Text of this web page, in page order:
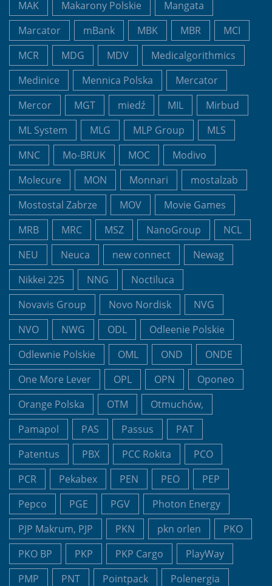
MAK Makarony Polskie
Mangata
Marcator
mBank MBK MBR
MCI
MCR
MDG MDV
Medicalgorithmics
Medinice
Mennica Polska
Mercator
Mercor
MGT miedź MIL
Mirbud
ML System
MLG MLP Group
MLS
MNC
Mo-BRUK MOC
Modivo
Molecure
MON Monnari
mostalzab
Mostostal Zabrze
MOV
Movie Games
MRB
MRC MSZ NanoGroup
NCL
NEU
Neuca new connect
Newag
Nikkei 225
NNG
Noctiluca
Novavis Group
Novo Nordisk
NVG
NVO
NWG ODL
Odleenie Polskie
Odlewnie Polskie
OML OND
ONDE
One More Lever
OPL OPN
Oponeo
Orange Polska
OTM
Otmuchów,
Pamapol
PAS Passus
PAT
Patentus
PBX PCC Rokita
PCO
PCR
Pekabex PEN PEO
PEP
Pepco
PGE PGV
Photon Energy
PJP Makrum, PJP
PKN pkn orlen
PKO
PKO BP
PKP PKP Cargo
PlayWay
PMP
PNT Pointpack
Polenergia